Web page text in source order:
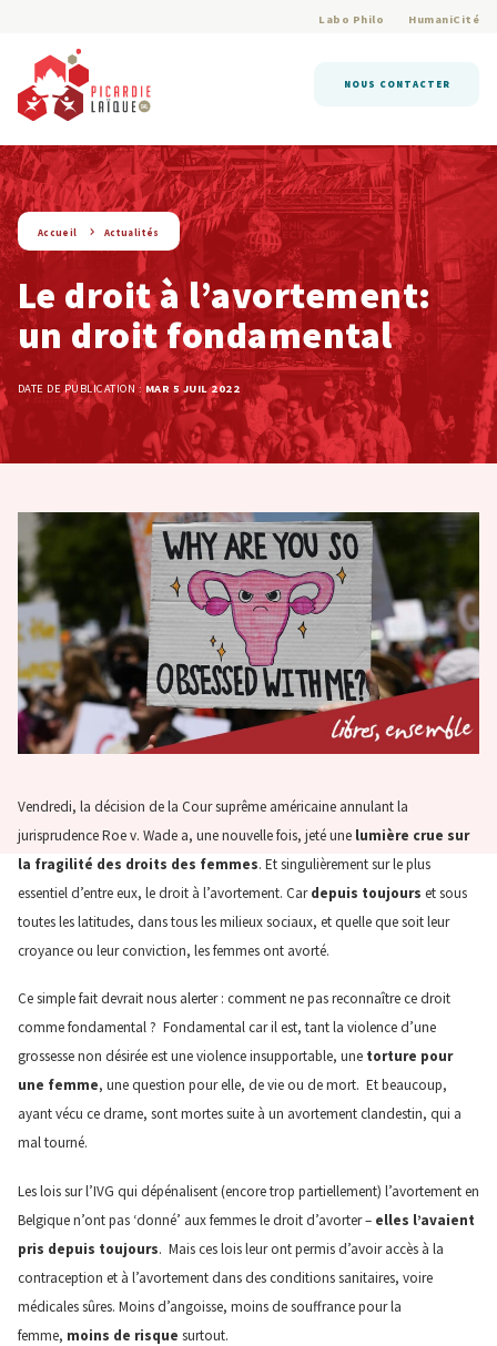
Labo Philo HumaniCité
NOUS CONTACTER
string(9) « actualite »
Accueil Actualités
Le droit à l’avortement:
un droit fondamental
DATE DE PUBLICATION :MAR 5 JUIL 2022
Vendredi, la décision de la Cour suprême américaine annulant la
jurisprudence Roe v. Wade a, une nouvelle fois, jeté une lumière crue sur
la fragilité des droits des femmes. Et singulièrement sur le plus
essentiel d’entre eux, le droit à l’avortement. Cardepuis toujours et sous
toutes les latitudes, dans tous les milieux sociaux, et quelle que soit leur
croyance ou leur conviction, les femmes ont avorté.
Ce simple fait devrait nous alerter : comment ne pas reconnaître ce droit
comme fondamental ? Fondamental car il est, tant la violence d’une
grossesse non désirée est une violence insupportable, une torture pour
une femme, une question pour elle, de vie ou de mort. Et beaucoup,
ayant vécu ce drame, sont mortes suite à un avortement clandestin, qui a
mal tourné.
Les lois sur l’IVG qui dépénalisent (encore trop partiellement) l’avortement en
Belgique n’ont pas ‘donné’ aux femmes le droit d’avorter – elles l’avaient
pris depuis toujours. Mais ces lois leur ont permis d’avoir accès à la
contraception et à l’avortement dans des conditions sanitaires, voire
médicales sûres. Moins d’angoisse, moins de souffrance pour la
femme, moins de risque surtout.